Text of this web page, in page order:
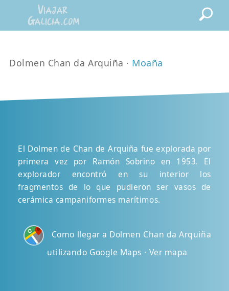
Dolmen Chan da Arquiña · Moaña
El Dolmen de Chan de Arquiña fue explorada por
primera vez por Ramón Sobrino en 1953. El
explorador encontró en su interior los
fragmentos de lo que pudieron ser vasos de
cerámica campaniformes marítimos.
Como llegar a Dolmen Chan da Arquiña
utilizando Google Maps · Ver mapa